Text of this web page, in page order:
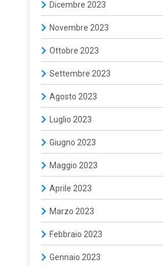
Dicembre 2023
Novembre 2023
Ottobre 2023
Settembre 2023
Agosto 2023
Luglio 2023
Giugno 2023
Maggio 2023
Aprile 2023
Marzo 2023
Febbraio 2023
Gennaio 2023